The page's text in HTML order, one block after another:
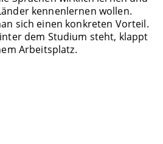
kennenlernen wollen.
sich einen konkreten Vorteil.
dem Studium steht, klappt
Arbeitsplatz.